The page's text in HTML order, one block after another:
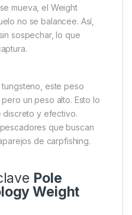
mueva, el Weight
no se balancee. Así,
sospechar, lo que
este peso
un peso alto. Esto lo
discreto y efectivo.
que buscan
de carpfishing.
Pole
Weight